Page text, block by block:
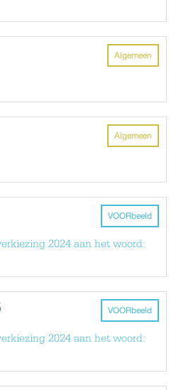
Algemeen
Algemeen
VOORbeeld
2024 aan het woord:
VOORbeeld
2024 aan het woord: